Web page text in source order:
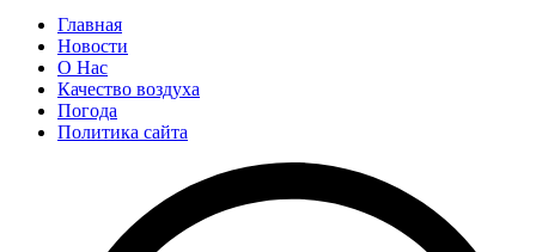
Главная
Новости
О Нас
Качество воздуха
Погода
Политика сайта